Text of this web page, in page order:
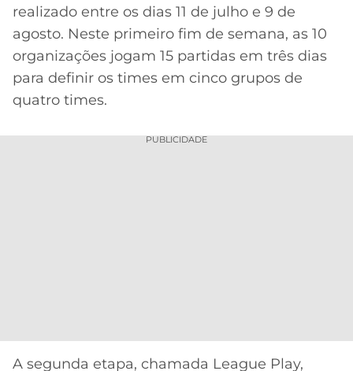
realizado entre os dias 11 de julho e 9 de
agosto. Neste primeiro fim de semana, as 10
organizações jogam 15 partidas em três dias
para definir os times em cinco grupos de
quatro times.
PUBLICIDADE
A segunda etapa, chamada League Play,